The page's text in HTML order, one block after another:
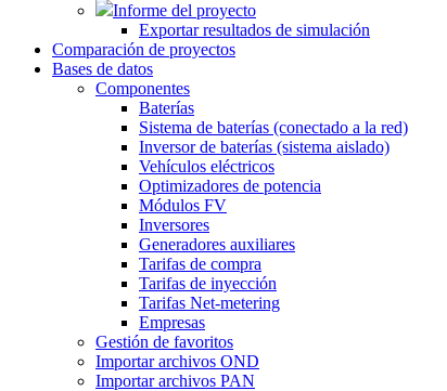
Informe del proyecto
Exportar resultados de simulación
Comparación de proyectos
Bases de datos
Componentes
Baterías
Sistema de baterías (conectado a la red)
Inversor de baterías (sistema aislado)
Vehículos eléctricos
Optimizadores de potencia
Módulos FV
Inversores
Generadores auxiliares
Tarifas de compra
Tarifas de inyección
Tarifas Net-metering
Empresas
Gestión de favoritos
Importar archivos OND
Importar archivos PAN